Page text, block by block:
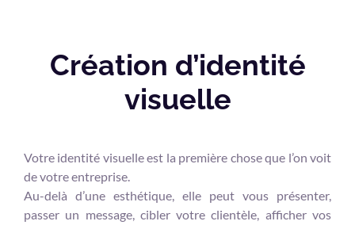
Création d’identité
visuelle
Votre identité visuelle est la première chose que l’on voit
de votre entreprise.
Au-delà d’une esthétique, elle peut vous présenter,
passer un message, cibler votre clientèle, afficher vos